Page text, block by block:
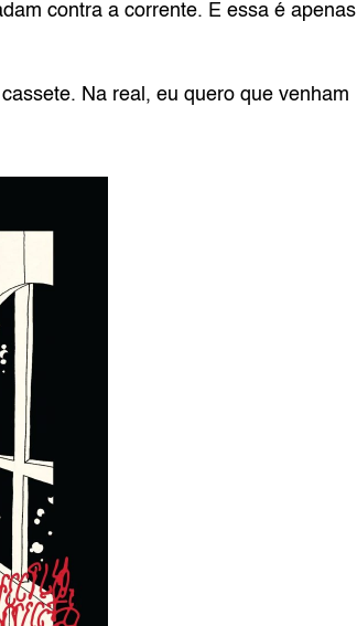
contra a corrente. E essa é apenas
Na real, eu quero que venham